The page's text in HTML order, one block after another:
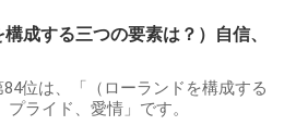
成する三つの要素は？）自信、
84位は、「（ローランドを構成する
ライド、愛情」です。